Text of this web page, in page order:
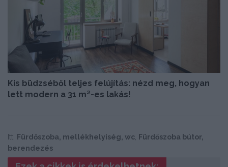
Kis büdzséből teljes felújítás: nézd meg, hogyan
lett modern a 31 m²-es lakás!
Itt: Fürdőszoba, mellékhelyiség, wc, Fürdőszoba bútor,
berendezés